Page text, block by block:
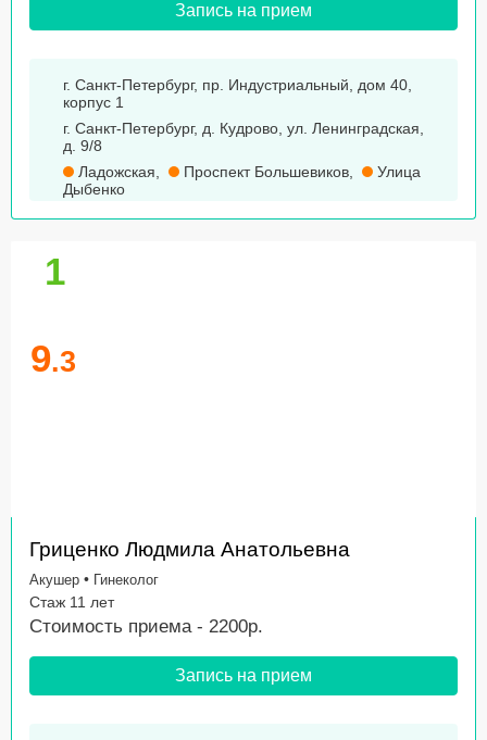
Запись на прием
г. Санкт-Петербург, пр. Индустриальный, дом 40,
корпус 1
г. Санкт-Петербург, д. Кудрово, ул. Ленинградская,
д. 9/8
Ладожская, Проспект Большевиков,
Улица
Дыбенко
1
9.3
Гриценко Людмила Анатольевна
Акушер • Гинеколог
Стаж 11 лет
Стоимость приема - 2200р.
Запись на прием